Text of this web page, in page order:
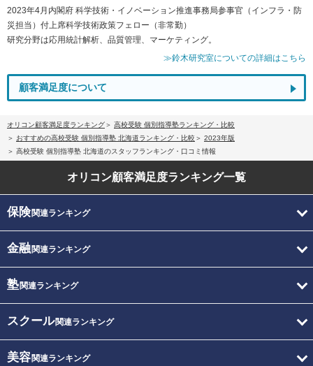
2023年4月内閣府 科学技術・イノベーション推進事務局参事官（インフラ・防
災担当）付上席科学技術政策フェロー（非常勤）
研究分野は応用統計解析、品質管理、マーケティング。
≫鈴木研究室についての詳細はこちら
顧客満足度について
オリコン顧客満足度ランキング
高校受験 個別指導塾ランキング・比較
おすすめの高校受験 個別指導塾 北海道ランキング・比較
2023年版
高校受験 個別指導塾 北海道のスタッフランキング・口コミ情報
オリコン顧客満足度ランキング一覧
保険関連ランキング
金融関連ランキング
塾関連ランキング
スクール関連ランキング
美容関連ランキング